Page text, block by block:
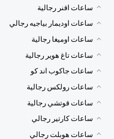
ساعات اقنر رجالية
ساعات اوديمار بياجيه رجالي
ساعات اوميغا رجالية
ساعات تاغ هوير رجالية
ساعات جاكوب اند كو
ساعات رولكس رجالية
ساعات قوتشي رجالية
ساعات كارتير رجالي
ساعات هوبلت رجالي